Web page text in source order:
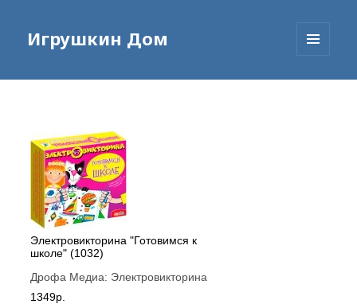
Игрушкин Дом
Электровикторина "Готовимся к
школе" (1032)
Дрофа Медиа: Электровикторина
1349р.